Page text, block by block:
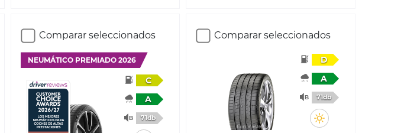
Comparar seleccionados
NEUMÁTICO PREMIADO 2026
C
A
71db
Comparar seleccionados
D
A
71db